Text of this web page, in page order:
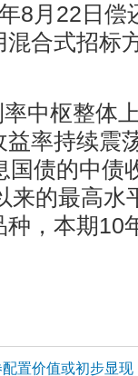
8月22日偿
合式招标
中枢整体
率持续震
国债的中债
来的最高水
，本期10
置价值或初步显现